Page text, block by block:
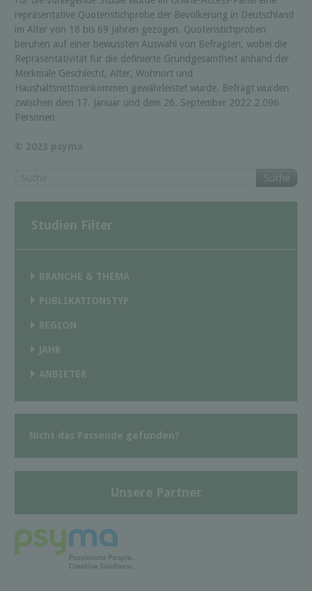
repräsentative Quotenstichprobe der Bevölkerung in Deutschland
im Alter von 18 bis 69 Jahren gezogen. Quotenstichproben
beruhen auf einer bewussten Auswahl von Befragten, wobei die
Repräsentativität für die definierte Grundgesamtheit anhand der
Merkmale Geschlecht, Alter, Wohnort und
Haushaltsnettoeinkommen gewährleistet wurde. Befragt wurden
zwischen dem 17. Januar und dem 26. September 2022 2.096
Personen.
© 2023 psyma
Suche
Studien Filter
BRANCHE & THEMA
PUBLIKATIONSTYP
REGION
JAHR
ANBIETER
Nicht das Passende gefunden?
Unsere Partner